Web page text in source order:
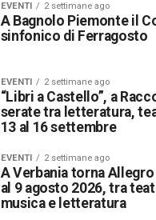
EVENTI 2 settimane ago
A Bagnolo Piemonte il
sinfonico di Ferragosto
EVENTI 2 settimane ago
“Libri a Castello”, a
serate tra letteratura,
13 al 16 settembre
EVENTI 2 settimane ago
A Verbania torna Allegro
al 9 agosto 2026, tra
musica e letteratura